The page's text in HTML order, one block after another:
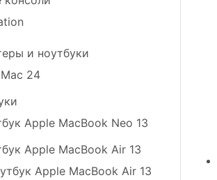
и ноутбуки
24
Apple MacBook Neo 13
Apple MacBook Air 13
Apple MacBook Air 13